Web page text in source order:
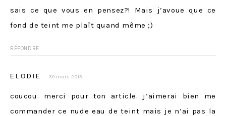
sais ce que vous en pensez?! Mais j’avoue que ce
fond de teint me plaît quand même ;)
RÉPONDRE
ELODIE 30 mars 2015
coucou. merci pour ton article. j’aimerai bien me
commander ce nude eau de teint mais je n’ai pas la